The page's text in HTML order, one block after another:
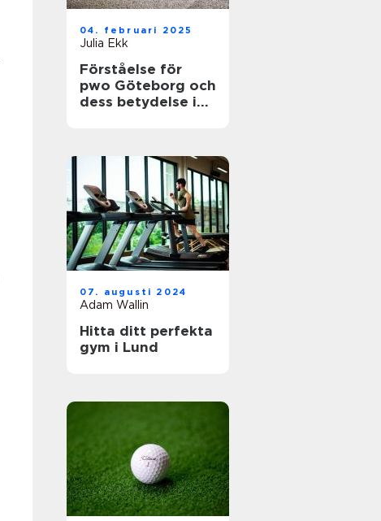
04. februari 2025
Julia Ekk
Förståelse för
pwo Göteborg och
dess betydelse i
07. augusti 2024
Adam Wallin
Hitta ditt perfekta
gym i Lund